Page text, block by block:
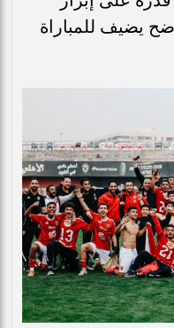
يضيف للمباراة